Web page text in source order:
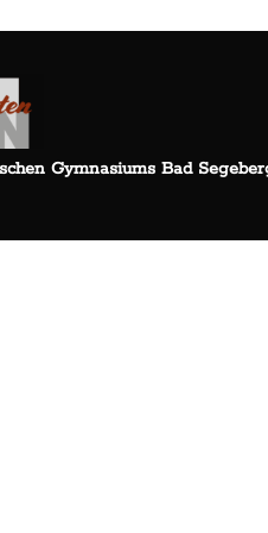
Gymnasiums Bad